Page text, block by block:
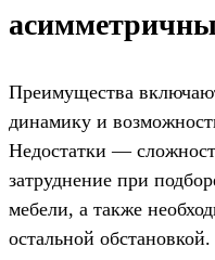
Преимущества
динамику и
Недостатки —
затруднение при
мебели, а также
остальной обстановкой.